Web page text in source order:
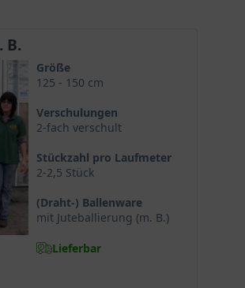
wächst, können auch die
und gute
die Ihren individuellen
Höhe von bis zu 5 m
Drahtballierung) oder als
stattlichen Größe von 300 bis
Der Jahreszuwachs beträgt
B.
Größe
125 - 150 cm
Verschulungen
2-fach verschult
Stückzahl pro Laufmeter
2-2,5 Stück
(Draht-) Ballenware
mit Juteballierung (m. B.)
Lieferbar